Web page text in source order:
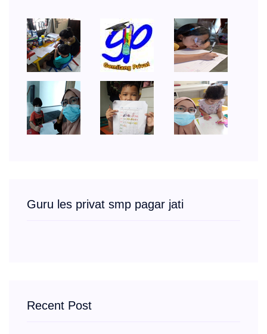
Guru les privat smp pagar jati
Recent Post